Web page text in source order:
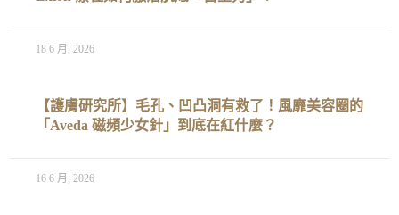
18 6 月, 2026
【護膚研究所】毛孔、凹凸洞有救了！風靡美容圈的
「Aveda 磁頻少女針」到底在紅什麼？
16 6 月, 2026